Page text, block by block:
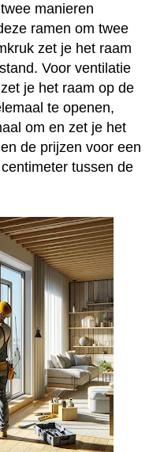
manieren
ramen om twee
zet je het raam
Voor ventilatie
je het raam op de
te openen,
om en zet je het
de prijzen voor een
tussen de